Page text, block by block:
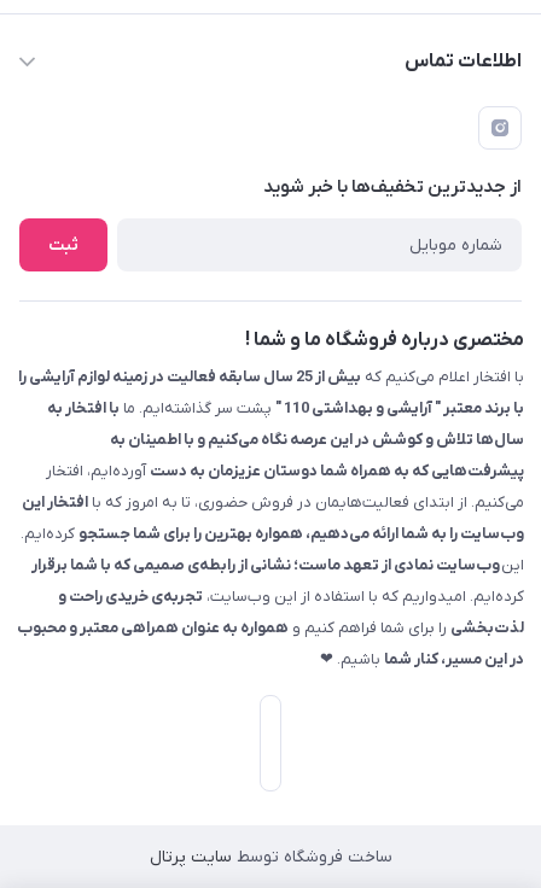
اطلاعات تماس
09229839700 - 08338354666
info@cosmetics110.com
کرمانشاه ، بلوار نوبهار ، بین کوی ۱۱۰ و ۱۱۲ ، آرایشی و بهداشتی ۱۱۰
از جدید‌ترین تخفیف‌ها با‌ خبر شوید
ثبت
مختصری درباره فروشگاه ما و شما !
با افتخار اعلام می‌کنیم که
بیش از 25 سال سابقه فعالیت در زمینه لوازم آرایشی را
با برند معتبر " آرایشی و بهداشتی 110 "
پشت سر گذاشته‌ایم. ما با افتخار به
سال‌ها تلاش و کوشش در این عرصه نگاه می‌کنیم و با اطمینان به
پیشرفت‌هایی که به همراه شما دوستان عزیزمان به دستآورده‌ایم، افتخار
می‌کنیم. از ابتدای فعالیت‌هایمان در فروش حضوری، تا به امروز که با افتخار این
وب‌سایت را به شما ارائه می‌دهیم، همواره بهترین را برای شما جستجو کرده‌ایم.
اینوب‌سایت نمادی از تعهد ماست؛ نشانی از رابطه‌ی صمیمی که با شما برقرار
کرده‌ایم. امیدواریم که با استفاده از این وب‌سایت، تجربه‌ی خریدی راحت و
لذت‌بخشی را برای شما فراهم کنیم و همواره به عنوان همراهی معتبر و محبوب
در این مسیر، کنار شما باشیم. ❤
ساخت فروشگاه توسط سایت پرتال